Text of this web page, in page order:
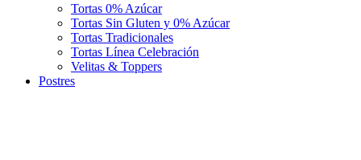
Tortas 0% Azúcar
Tortas Sin Gluten y 0% Azúcar
Tortas Tradicionales
Tortas Línea Celebración
Velitas & Toppers
Postres